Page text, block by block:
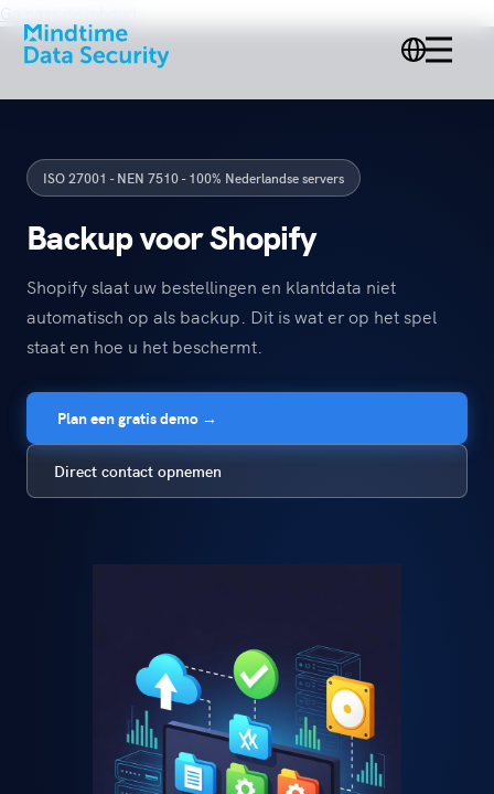
Ga naar de inhoud
ISO 27001 - NEN 7510 - 100% Nederlandse servers
Backup voor Shopify
Shopify slaat uw bestellingen en klantdata niet
automatisch op als backup. Dit is wat er op het spel
staat en hoe u het beschermt.
Plan een gratis demo →
Direct contact opnemen